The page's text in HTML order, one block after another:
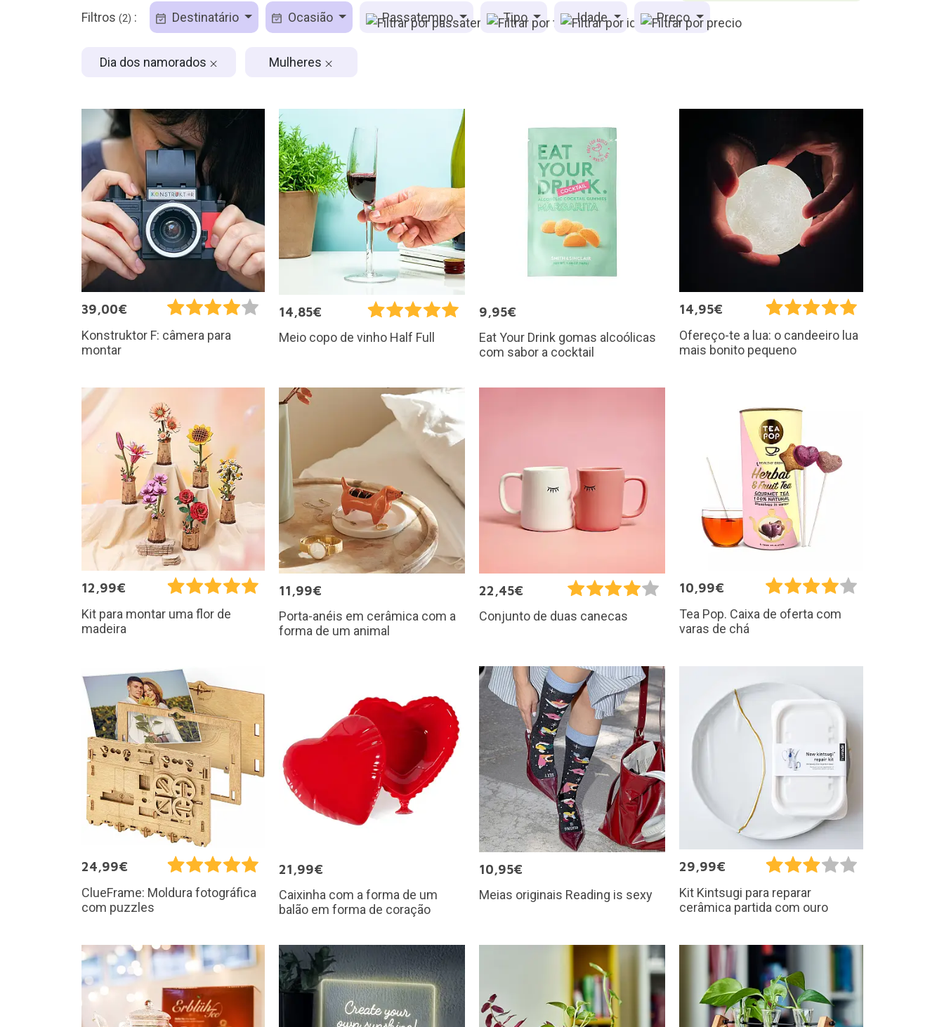
Filtros (2) : Destinatário Ocasião Passatempo Tipo Idade Preço
Dia dos namorados Mulheres
39,00€
Konstruktor F: câmera para
montar
14,85€
Meio copo de vinho Half Full
9,95€
Eat Your Drink gomas alcoólicas
com sabor a cocktail
14,95€
Ofereço-te a lua: o candeeiro lua
mais bonito pequeno
12,99€
Kit para montar uma flor de
madeira
11,99€
Porta-anéis em cerâmica com a
forma de um animal
22,45€
Conjunto de duas canecas
10,99€
Tea Pop. Caixa de oferta com
varas de chá
24,99€
ClueFrame: Moldura fotográfica
com puzzles
21,99€
Caixinha com a forma de um
balão em forma de coração
10,95€
Meias originais Reading is sexy
29,99€
Kit Kintsugi para reparar
cerâmica partida com ouro